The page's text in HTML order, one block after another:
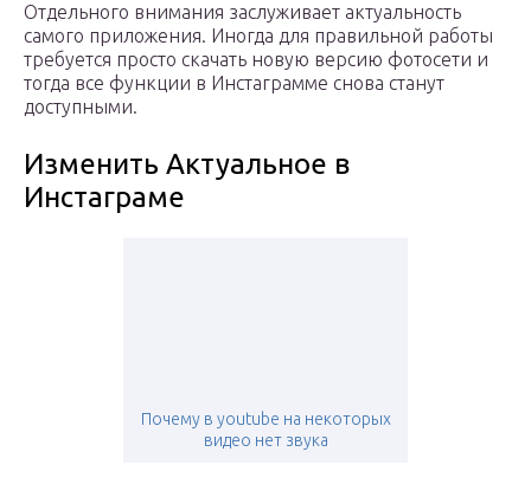
Отдельного внимания заслуживает актуальность
самого приложения. Иногда для правильной работы
требуется просто скачать новую версию фотосети и
тогда все функции в Инстаграмме снова станут
доступными.
Изменить Актуальное в
Инстаграме
Почему в youtube на некоторых
видео нет звука